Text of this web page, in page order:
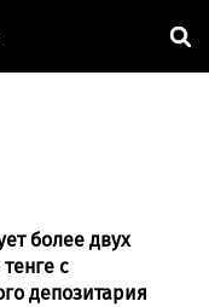
более двух
с
депозитария